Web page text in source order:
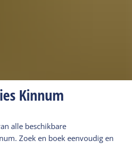
Kinnum
alle beschikbare
Zoek en boek eenvoudig en